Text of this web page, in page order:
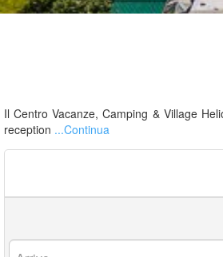
Il Centro Vacanze, Camping & Village
reception ...Continua
Arrivo: